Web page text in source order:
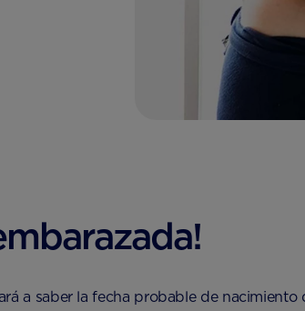
a saber la fecha probable de